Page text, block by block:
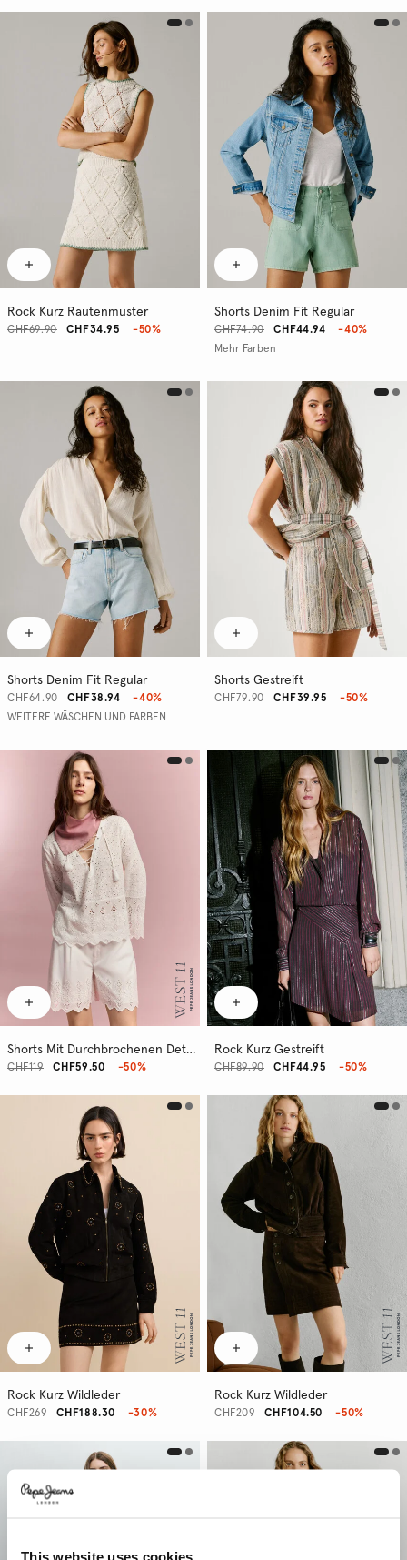
This website uses cookies
Rock Kurz Rautenmuster
CHF34.95
CHF69.90 -50%
Shorts Denim Fit Regular
CHF44.94
CHF74.90
-40%
Mehr Farben
Shorts Denim Fit Regular
CHF38.94
CHF64.90
-40%
WEITERE WÄSCHEN UND FARBEN
Shorts Gestreift
CHF39.95
CHF79.90 -50%
Shorts Mit Durchbrochenen Details
CHF59.50
CHF119 -50%
Rock Kurz Gestreift
CHF44.95
CHF89.90 -50%
Rock Kurz Wildleder
CHF188.30
CHF269 -30%
Rock Kurz Wildleder
CHF104.50
CHF209 -50%